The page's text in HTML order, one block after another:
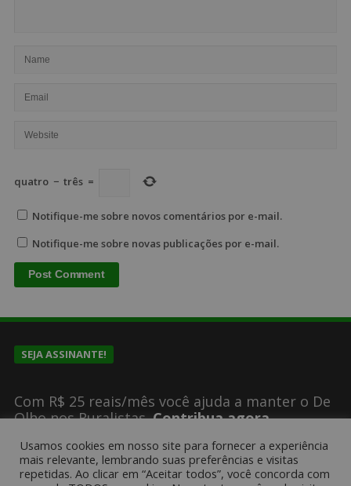
quatro − três =
Notifique-me sobre novos comentários por e-mail.
Notifique-me sobre novas publicações por e-mail.
SEJA ASSINANTE!
Com R$ 25 reais/mês você ajuda a manter o De
Olho nos Ruralistas.Contribua agora
SUGESTÕES DE PAUTA?
Usamos cookies em nosso site para fornecer a experiência
mais relevante, lembrando suas preferências e visitas
repetidas. Ao clicar em “Aceitar todos”, você concorda com